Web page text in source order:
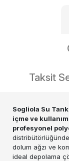
Taksit
Sogliola Su
içme ve
profesyonel
dolum ağzı ve
ideal depolama